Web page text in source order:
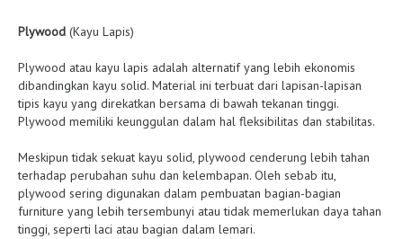
Plywood (Kayu Lapis)
Plywood atau kayu lapis adalah alternatif yang lebih ekonomis
dibandingkan kayu solid. Material ini terbuat dari lapisan-lapisan
tipis kayu yang direkatkan bersama di bawah tekanan tinggi.
Plywood memiliki keunggulan dalam hal fleksibilitas dan stabilitas.
Meskipun tidak sekuat kayu solid, plywood cenderung lebih tahan
terhadap perubahan suhu dan kelembapan. Oleh sebab itu,
plywood sering digunakan dalam pembuatan bagian-bagian
furniture yang lebih tersembunyi atau tidak memerlukan daya tahan
tinggi, seperti laci atau bagian dalam lemari.